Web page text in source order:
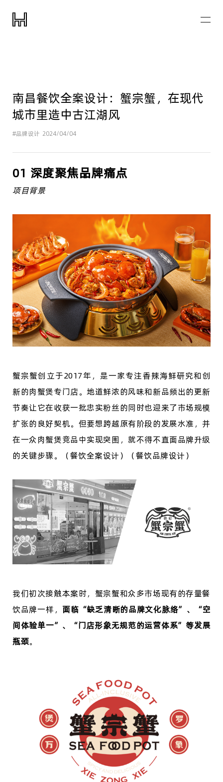
南昌餐饮全案设计：蟹宗蟹，在现代
城市里造中古江湖风
#品牌设计 2024/04/04
01 深度聚焦品牌痛点
项目背景
蟹宗蟹创立于2017年，是一家专注香辣海鲜研究和创
新的肉蟹煲专门店。地道鲜浓的风味和新品频出的更新
节奏让它在收获一批忠实粉丝的同时也迎来了市场规模
扩张的良好契机。但要想跨越原有阶段的发展水准，并
在一众肉蟹煲竞品中实现突围，就不得不直面品牌升级
的关键步骤。（餐饮全案设计）（餐饮品牌设计）
我们初次接触本案时，蟹宗蟹和众多市场现有的存量餐
饮品牌一样， 面临 “缺乏清晰的品牌文化脉络”、“空
间体验单一”、“门店形象无规范的运营体系”等发展
瓶颈。